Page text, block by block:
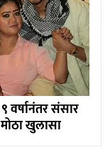
वर्षानंतर संसार
खुलासा